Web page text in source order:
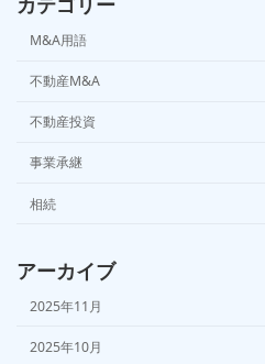
M&A用語
不動産M&A
不動産投資
事業承継
相続
アーカイブ
2025年11月
2025年10月